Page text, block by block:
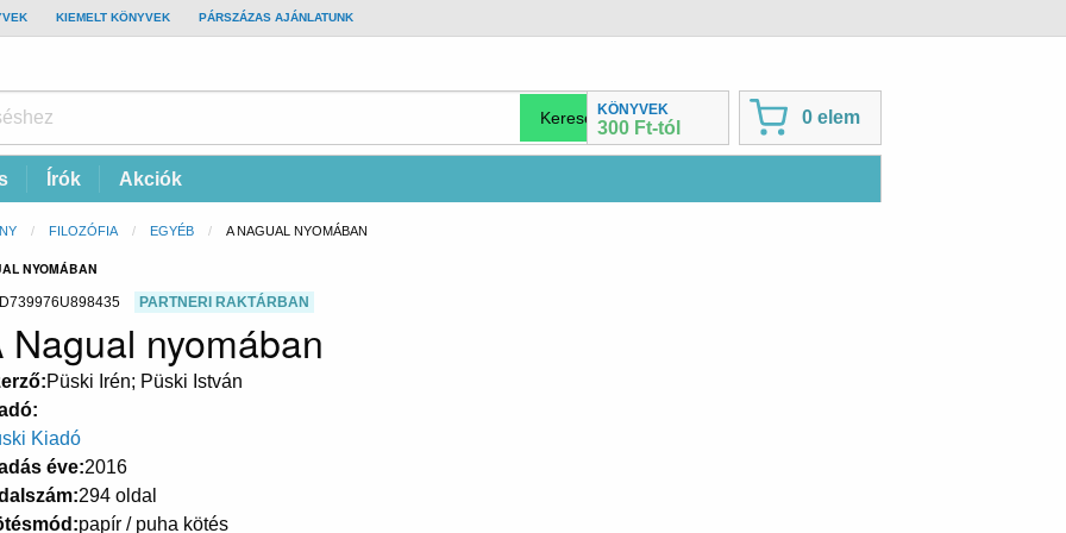
KIEMELT KÖNYVEK PÁRSZÁZAS AJÁNLATUNK
KÖNYVEK
300 Ft-tól
0 elem
Írók Akciók
FILOZÓFIA EGYÉB CURRENT:
A NAGUAL NYOMÁBAN
NYOMÁBAN
PARTNERI RAKTÁRBAN
Nagual nyomában
Püski Irén; Püski István
Kiadó
éve 2016
294 oldal
papír / puha kötés